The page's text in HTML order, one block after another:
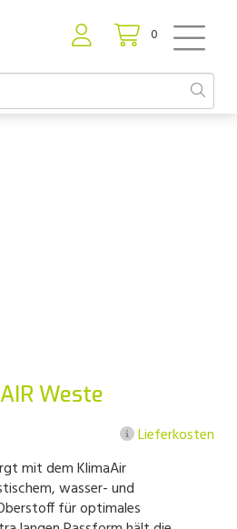
0
Weste
Lieferkosten
mit dem KlimaAir
wasser- und
für optimales